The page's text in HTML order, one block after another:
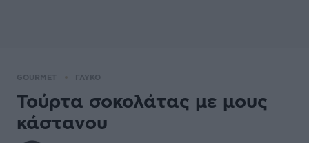
GOURMET ΓΛΥΚΟ
Τούρτα σοκολάτας με μους
κάστανου